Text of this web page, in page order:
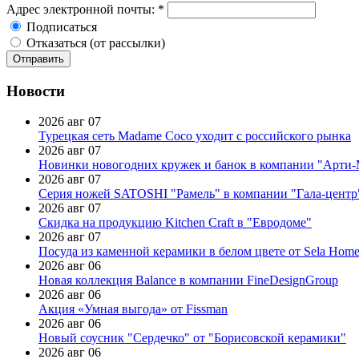
Адрес электронной почты: *
Подписаться
Отказаться (от рассылки)
Новости
2026 авг 07
Турецкая сеть Madame Coco уходит с российского рынка
2026 авг 07
Новинки новогодних кружек и банок в компании
2026 авг 07
Серия ножей SATOSHI "Рамель" в компании "Гала-
2026 авг 07
Скидка на продукцию Kitchen Craft в "Евродоме"
2026 авг 07
Посуда из каменной керамики в белом цвете от Sela Home
2026 авг 06
Новая коллекция Balance в компании FineDesignGroup
2026 авг 06
Акция «Умная выгода» от Fissman
2026 авг 06
Новый соусник "Сердечко" от "Борисовской керамики"
2026 авг 06